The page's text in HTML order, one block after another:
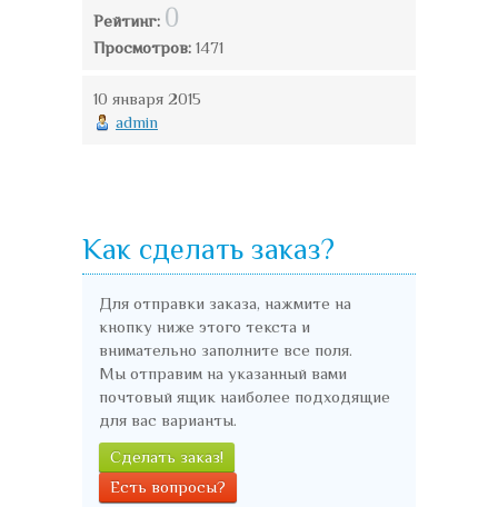
Рейтинг: 0
Просмотров: 1471
10 января 2015
admin
Как сделать заказ?
Для отправки заказа, нажмите на
кнопку ниже этого текста и
внимательно заполните все поля.
Мы отправим на указанный вами
почтовый ящик наиболее подходящие
для вас варианты.
Сделать заказ!
Есть вопросы?